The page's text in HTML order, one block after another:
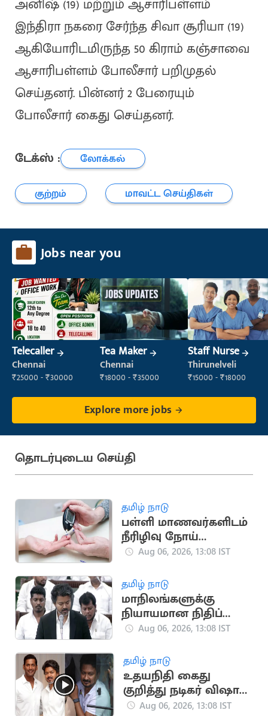
அனிஷ் (19) மற்றும் ஆசாரிபள்ளம்
இந்திரா நகரை சேர்ந்த சிவா சூரியா (19)
ஆகியோரிடமிருந்த 50 கிராம் கஞ்சாவை
ஆசாரிபள்ளம் போலீசார் பறிமுதல்
செய்தனர். பின்னர் 2 பேரையும்
போலீசார் கைது செய்தனர்.
டேக்ஸ் :
லோக்கல்
குற்றம்
மாவட்ட செய்திகள்
Jobs near you
Telecaller
Chennai
₹25000 - ₹30000
Tea Maker
Chennai
₹18000 - ₹35000
Staff Nurse
Thirunelveli
₹15000 - ₹18000
Explore more jobs
தொடர்புடைய செய்தி
தமிழ் நாடு
பள்ளி மாணவர்களிடம்
நீரிழிவு நோய்
அறிகுறி அதிகரிப்பு:
Aug 06, 2026, 13:08 IST
தமிழ் நாடு
மாநிலங்களுக்கு
நியாயமான நிதிப்
பகிர்வு.. நாளை
தனித் தீர்மானம்
Aug 06, 2026, 13:08 IST
தமிழ் நாடு
உதயநிதி கைது
குறித்து நடிகர் விஷால்
கருத்து
Aug 06, 2026, 13:08 IST